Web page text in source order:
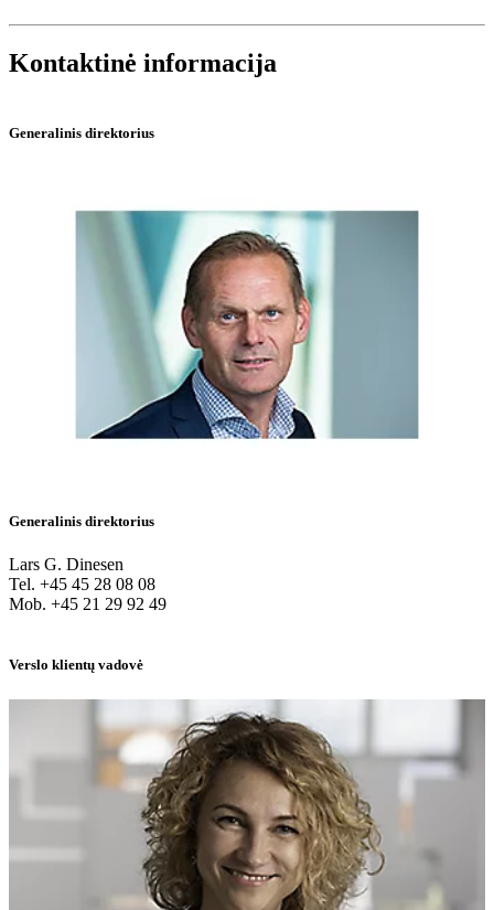
Kontaktinė informacija
Generalinis direktorius
Generalinis direktorius
Lars G. Dinesen
Tel. +45 45 28 08 08
Mob. +45 21 29 92 49
Verslo klientų vadovė